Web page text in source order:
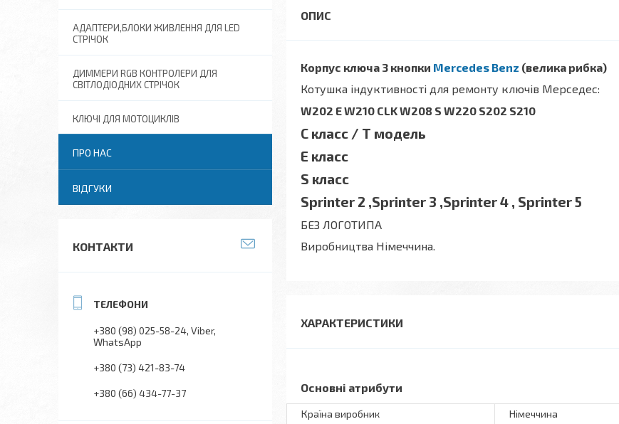
Корпус ключа 3 кнопки Mercedes Benz (велика рибка)
Котушка індуктивності для ремонту ключів Мерседес:
W202 E W210 CLKW208 S W220 S202 S210
С класс / Т модель
Е класс
S класс
Sprinter 2 ,Sprinter 3 ,Sprinter 4 , Sprinter 5
БЕЗ ЛОГОТИПА
Виробництва Німеччина.
ХАРАКТЕРИСТИКИ
Основні атрибути
Країна виробник
Німеччина
АДАПТЕРИ,БЛОКИ ЖИВЛЕННЯ ДЛЯ LED
СТРІЧОК
ДИММЕРИ RGB КОНТРОЛЕРИ ДЛЯ
СВІТЛОДІОДНИХ СТРІЧОК
КЛЮЧІ ДЛЯ МОТОЦИКЛІВ
ПРО НАС
ВІДГУКИ
КОНТАКТИ
+380 (98) 025-58-24 Viber
WhatsApp
+380 (73) 421-83-74
+380 (66) 434-77-37